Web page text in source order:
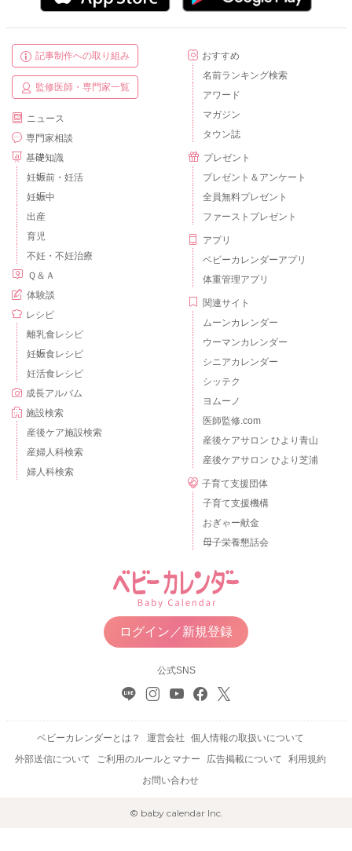
記事制作への取り組み
監修医師・専門家一覧
ニュース
専門家相談
基礎知識
妊娠前・妊活
妊娠中
出産
育児
不妊・不妊治療
Ｑ＆Ａ
体験談
レシピ
離乳食レシピ
妊娠食レシピ
妊活食レシピ
成長アルバム
施設検索
産後ケア施設検索
産婦人科検索
婦人科検索
おすすめ
名前ランキング検索
アワード
マガジン
タウン誌
プレゼント
プレゼント＆アンケート
全員無料プレゼント
ファーストプレゼント
アプリ
ベビーカレンダーアプリ
体重管理アプリ
関連サイト
ムーンカレンダー
ウーマンカレンダー
シニアカレンダー
シッテク
ヨムーノ
医師監修.com
産後ケアサロン ひより青山
産後ケアサロン ひより芝浦
子育て支援団体
子育て支援機構
おぎゃー献金
母子栄養懇話会
ログイン／新規登録
公式SNS
ベビーカレンダーとは？ 運営会社
個人情報の取扱いについて
外部送信について
ご利用のルールとマナー 広告掲載について
利用規約
お問い合わせ
© baby calendar Inc.